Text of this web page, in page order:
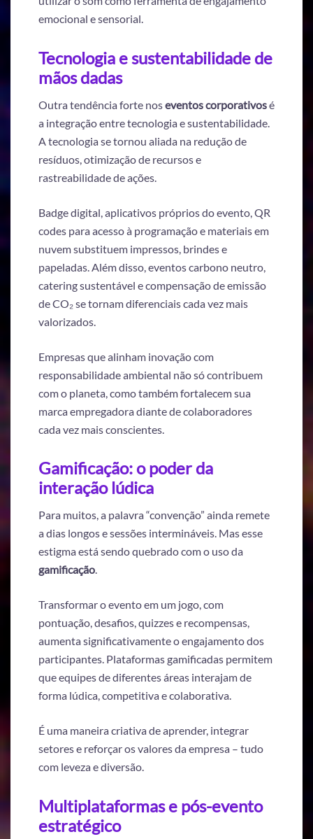
emocional e sensorial.
Tecnologia e sustentabilidade de
mãos dadas
Outra tendência forte noseventos corporativosé
a integração entre tecnologia e sustentabilidade.
A tecnologia se tornou aliada na redução de
resíduos, otimização de recursos e
rastreabilidade de ações.
Badge digital, aplicativos próprios do evento, QR
codes para acesso à programação e materiais em
nuvem substituem impressos, brindes e
papeladas. Além disso, eventos carbono neutro,
catering sustentável e compensação de emissão
de CO₂ se tornam diferenciais cada vez mais
valorizados.
Empresas que alinham inovação com
responsabilidade ambiental não só contribuem
com o planeta, como também fortalecem sua
marca empregadora diante de colaboradores
cada vez mais conscientes.
Gamificação: o poder da
interação lúdica
Para muitos, a palavra “convenção” ainda remete
a dias longos e sessões intermináveis. Mas esse
estigma está sendo quebrado com o uso da
gamificação.
Transformar o evento em um jogo, com
pontuação, desafios, quizzes e recompensas,
aumenta significativamente o engajamento dos
participantes. Plataformas gamificadas permitem
que equipes de diferentes áreas interajam de
forma lúdica, competitiva e colaborativa.
É uma maneira criativa de aprender, integrar
setores e reforçar os valores da empresa – tudo
com leveza e diversão.
Multiplataformas e pós-evento
estratégico